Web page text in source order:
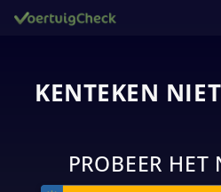
KENTEKEN
PROBEER HET